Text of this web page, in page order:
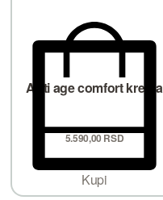
Anti age comfort krema
5.590,00RSD
Kupi